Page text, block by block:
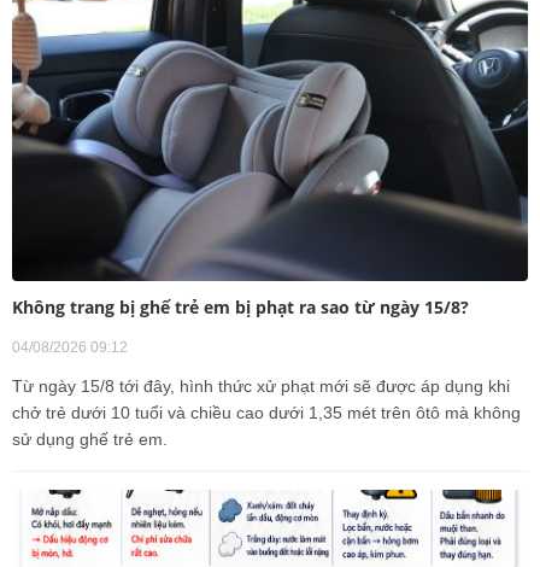
Không trang bị ghế trẻ em bị phạt ra sao từ ngày 15/8?
04/08/2026 09:12
Từ ngày 15/8 tới đây, hình thức xử phạt mới sẽ được áp dụng khi
chở trẻ dưới 10 tuổi và chiều cao dưới 1,35 mét trên ôtô mà không
sử dụng ghế trẻ em.